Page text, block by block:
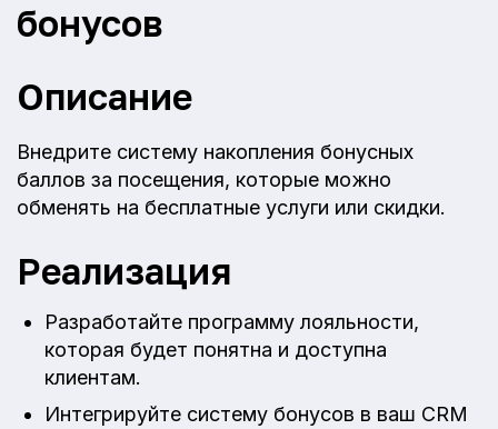
бонусов
Описание
Внедрите систему накопления бонусных
баллов за посещения, которые можно
обменять на бесплатные услуги или скидки.
Реализация
Разработайте программу лояльности,
которая будет понятна и доступна
клиентам.
Интегрируйте систему бонусов в ваш CRM